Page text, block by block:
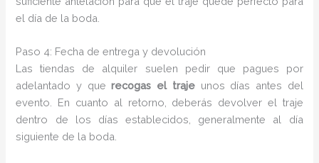
el día de la boda.
Paso 4: Fecha de entrega y devolución
Las tiendas de alquiler suelen pedir que pagues por
adelantado y querecogas el trajeunos días antes del
evento. En cuanto al retorno, deberás devolver el traje
dentro de los días establecidos, generalmente al día
siguiente de la boda.